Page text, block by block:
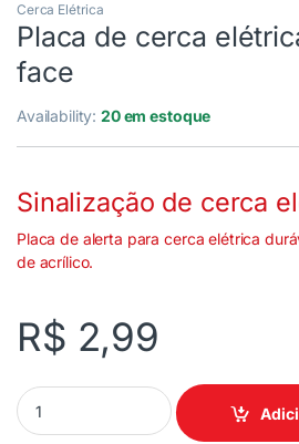
Cerca Elétrica
Placa de cerca
face
Availability:20 em estoque
Sinalização de cerca
Placa de alerta para cerca elétrica
de acrílico.
R$ 2,99